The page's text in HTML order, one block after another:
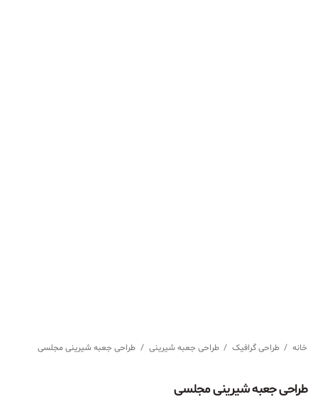
خانه / طراحی گرافیک / طراحی جعبه شیرینی / طراحی جعبه شیرینی مجلسی
طراحی جعبه شیرینی مجلسی